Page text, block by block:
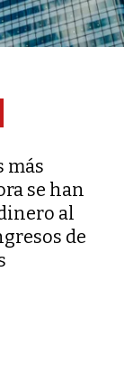
más
se han
al
de